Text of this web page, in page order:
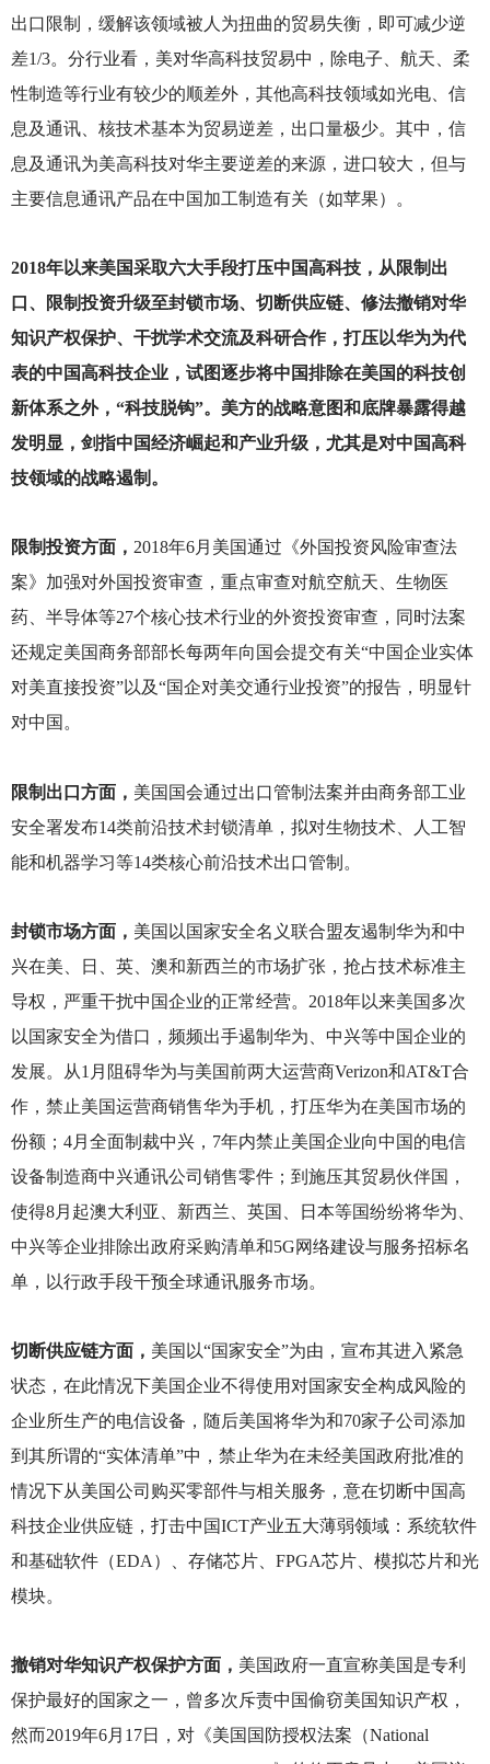
出口限制，缓解该领域被人为扭曲的贸易失衡，即可减少逆
差1/3。分行业看，美对华高科技贸易中，除电子、航天、柔
性制造等行业有较少的顺差外，其他高科技领域如光电、信
息及通讯、核技术基本为贸易逆差，出口量极少。其中，信
息及通讯为美高科技对华主要逆差的来源，进口较大，但与
主要信息通讯产品在中国加工制造有关（如苹果）。
2018年以来美国采取六大手段打压中国高科技，从限制出
口、限制投资升级至封锁市场、切断供应链、修法撤销对华
知识产权保护、干扰学术交流及科研合作，打压以华为为代
表的中国高科技企业，试图逐步将中国排除在美国的科技创
新体系之外，“科技脱钩”。美方的战略意图和底牌暴露得越
发明显，剑指中国经济崛起和产业升级，尤其是对中国高科
技领域的战略遏制。
限制投资方面， 2018年6月美国通过《外国投资风险审查法
案》加强对外国投资审查，重点审查对航空航天、生物医
药、半导体等27个核心技术行业的外资投资审查，同时法案
还规定美国商务部部长每两年向国会提交有关“中国企业实体
对美直接投资”以及“国企对美交通行业投资”的报告，明显针
对中国。
限制出口方面， 美国国会通过出口管制法案并由商务部工业
安全署发布14类前沿技术封锁清单，拟对生物技术、人工智
能和机器学习等14类核心前沿技术出口管制。
封锁市场方面， 美国以国家安全名义联合盟友遏制华为和中
兴在美、日、英、澳和新西兰的市场扩张，抢占技术标准主
导权，严重干扰中国企业的正常经营。2018年以来美国多次
以国家安全为借口，频频出手遏制华为、中兴等中国企业的
发展。从1月阻碍华为与美国前两大运营商Verizon和AT&T合
作，禁止美国运营商销售华为手机，打压华为在美国市场的
份额；4月全面制裁中兴，7年内禁止美国企业向中国的电信
设备制造商中兴通讯公司销售零件；到施压其贸易伙伴国，
使得8月起澳大利亚、新西兰、英国、日本等国纷纷将华为、
中兴等企业排除出政府采购清单和5G网络建设与服务招标名
单，以行政手段干预全球通讯服务市场。
切断供应链方面， 美国以“国家安全”为由，宣布其进入紧急
状态，在此情况下美国企业不得使用对国家安全构成风险的
企业所生产的电信设备，随后美国将华为和70家子公司添加
到其所谓的“实体清单”中，禁止华为在未经美国政府批准的
情况下从美国公司购买零部件与相关服务，意在切断中国高
科技企业供应链，打击中国ICT产业五大薄弱领域：系统软件
和基础软件（EDA）、存储芯片、FPGA芯片、模拟芯片和光
模块。
撤销对华知识产权保护方面， 美国政府一直宣称美国是专利
保护最好的国家之一，曾多次斥责中国偷窃美国知识产权，
然而2019年6月17日，对《美国国防授权法案（National